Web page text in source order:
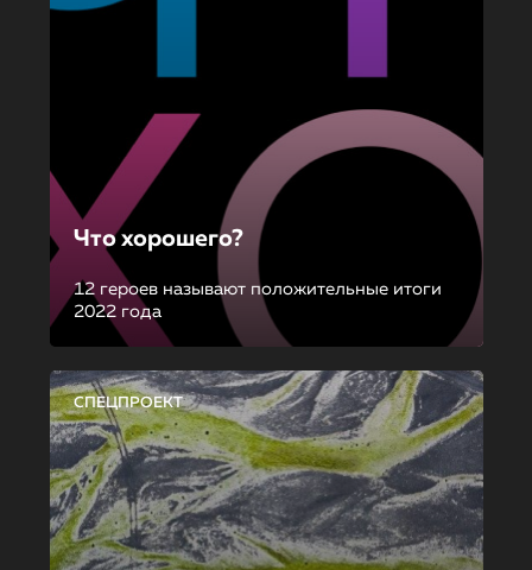
Что хорошего?
12 героев называют положительные итоги
2022 года
СПЕЦПРОЕКТ